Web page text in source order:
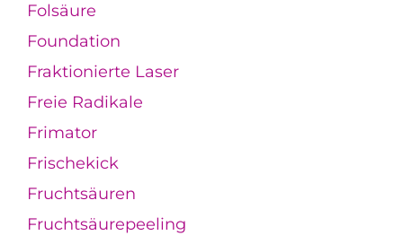
Folsäure
Foundation
Fraktionierte Laser
Freie Radikale
Frimator
Frischekick
Fruchtsäuren
Fruchtsäurepeeling